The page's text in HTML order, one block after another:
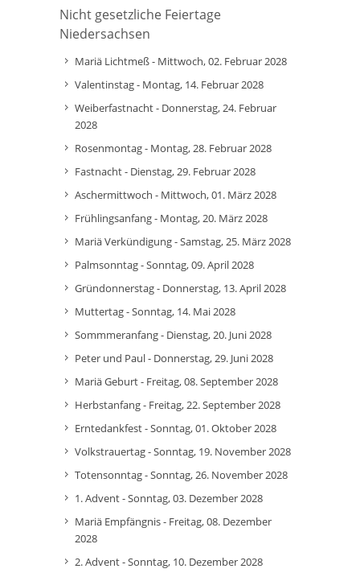
Nicht gesetzliche Feiertage
Niedersachsen
Mariä Lichtmeß - Mittwoch, 02. Februar 2028
Valentinstag - Montag, 14. Februar 2028
Weiberfastnacht - Donnerstag, 24. Februar
2028
Rosenmontag - Montag, 28. Februar 2028
Fastnacht - Dienstag, 29. Februar 2028
Aschermittwoch - Mittwoch, 01. März 2028
Frühlingsanfang - Montag, 20. März 2028
Mariä Verkündigung - Samstag, 25. März 2028
Palmsonntag - Sonntag, 09. April 2028
Gründonnerstag - Donnerstag, 13. April 2028
Muttertag - Sonntag, 14. Mai 2028
Sommmeranfang - Dienstag, 20. Juni 2028
Peter und Paul - Donnerstag, 29. Juni 2028
Mariä Geburt - Freitag, 08. September 2028
Herbstanfang - Freitag, 22. September 2028
Erntedankfest - Sonntag, 01. Oktober 2028
Volkstrauertag - Sonntag, 19. November 2028
Totensonntag - Sonntag, 26. November 2028
1. Advent - Sonntag, 03. Dezember 2028
Mariä Empfängnis - Freitag, 08. Dezember
2028
2. Advent - Sonntag, 10. Dezember 2028